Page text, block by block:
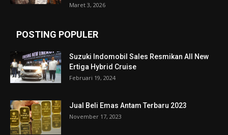
Maret 3, 2026
POSTING POPULER
Suzuki Indomobil Sales Resmikan All New
Ertiga Hybrid Cruise
Februari 19, 2024
Jual Beli Emas Antam Terbaru 2023
November 17, 2023